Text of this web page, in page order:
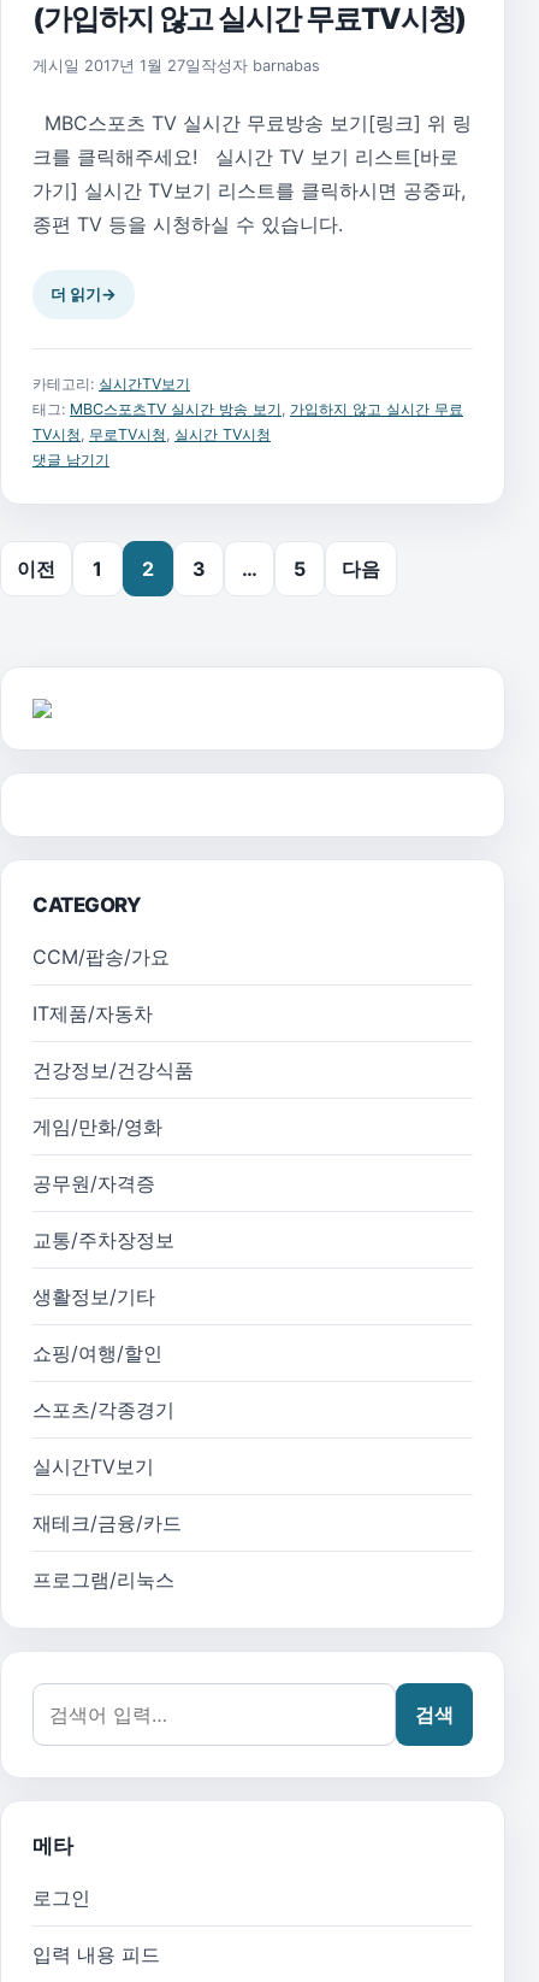
(가입하지 않고 실시간 무료TV시청)
게시일 2017년 1월 27일 2018년 7월 3일
작성자 barnabas
MBC스포츠 TV 실시간 무료방송 보기[링크] 위 링
크를 클릭해주세요! 실시간 TV 보기 리스트[바로
가기] 실시간 TV보기 리스트를 클릭하시면 공중파,
종편 TV 등을 시청하실 수 있습니다.
더 읽기→
카테고리: 실시간TV보기
태그: MBC스포츠TV 실시간 방송 보기, 가입하지 않고 실시간 무료
TV시청, 무로TV시청, 실시간 TV시청
댓글 남기기
글 페이지 매김
이전 1 2 3 … 5 다음
CATEGORY
CCM/팝송/가요
IT제품/자동차
건강정보/건강식품
게임/만화/영화
공무원/자격증
교통/주차장정보
생활정보/기타
쇼핑/여행/할인
스포츠/각종경기
실시간TV보기
재테크/금융/카드
프로그램/리눅스
검색어:
검색
메타
로그인
입력 내용 피드